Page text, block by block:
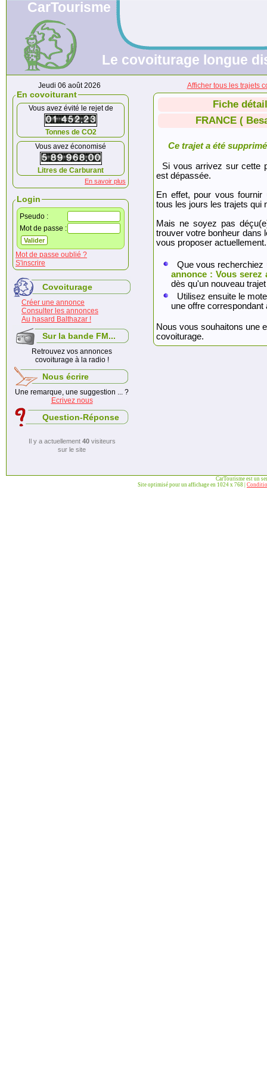
CarTourisme
Le covoiturage longue
Jeudi 06 août 2026
En covoiturant
Vous avez évité le rejet de
Tonnes de CO2
Vous avez économisé
Litres de Carburant
En savoir plus
Login
Pseudo :
Mot de passe :
Mot de passe oublié ?
S'inscrire
Covoiturage
Créer une annonce
Consulter les annonces
Au hasard Balthazar !
Sur la bande FM...
Retrouvez vos annonces
covoiturage à la radio !
Nous écrire
Une remarque, une suggestion ... ?
Ecrivez nous
Question-Réponse
Il y a actuellement 40visiteurs
sur le site
Afficher tous les trajets
Fiche
FRANCE (
Ce trajet a été
Si vous arrivez sur cette
est dépassée.
En effet, pour vous fournir
tous les jours les trajets qui
Mais ne soyez pas
trouver votre bonheur dans
vous proposer actuellement.
Que vous
annonce : Vous serez
dès qu'un nouveau
Utilisez ensuite le
une offre
Nous vous souhaitons une
covoiturage.
CarTourisme est un
Site optimisé pour un affichage en 1024 x 768 |